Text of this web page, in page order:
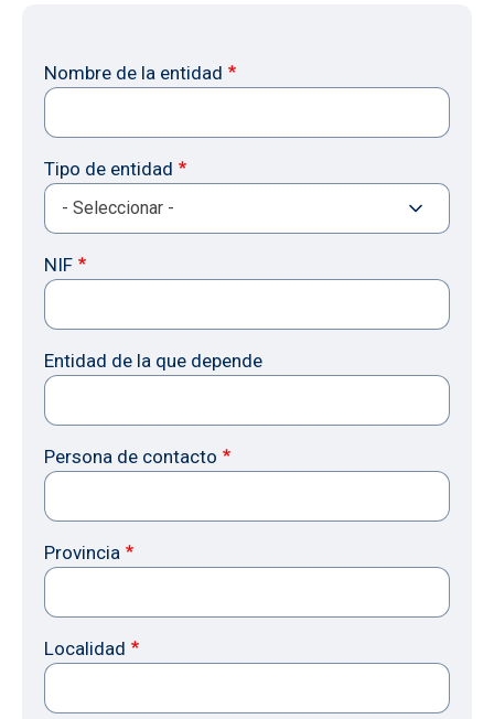
Nombre de la entidad
Tipo de entidad
NIF
Entidad de la que depende
Persona de contacto
Provincia
Localidad